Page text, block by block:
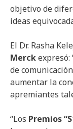
objetivo de
ideas
El Dr. Rasha
Merckexpresó:
de
aumentar la
apremiantes
“Los Premios